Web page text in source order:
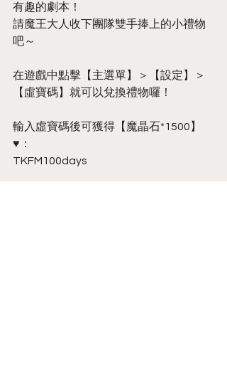
有趣的劇本！
請魔王大人收下團隊雙手捧上的小禮物
吧～
在遊戲中點擊【主選單】＞【設定】＞
【虛寶碼】就可以兌換禮物囉！
輸入虛寶碼後可獲得【魔晶石*1500】
♥：
TKFM100days